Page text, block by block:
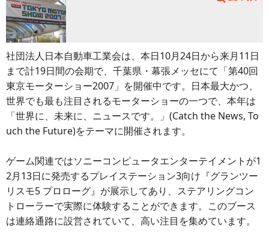
社団法人日本自動車工業会は、本日10月24日から来月11日
まで計19日間の会期で、千葉県・幕張メッセにて「第40回
東京モーターショー2007」を開催中です。日本最大かつ、
世界でも最も注目されるモーターショーの一つで、本年は
「世界に、未来に、ニュースです。」(Catch the News, To
uch the Future)をテーマに開催されます。
ゲーム関連ではソニーコンピュータエンターテイメントが1
2月13日に発売するプレイステーション3向け『グランツー
リスモ5 プロローグ』が展示してあり、ステアリングコン
トローラーで実際に体験することができます。このブース
は連絡通路に設営されていて、高い注目を集めています。